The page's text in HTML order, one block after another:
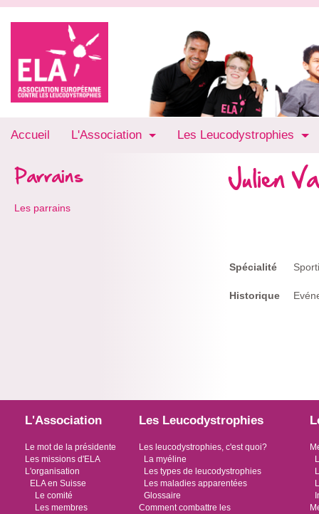
Accueil L'Association Les Leucodystrophies
Parrains
Les parrains
Julien
Spécialité
Historique
L'Association
Le mot de la présidente
Les missions d'ELA
L'organisation
ELA en Suisse
Le comité
Les membres
Les Leucodystrophies
Les leucodystrophies, c'est quoi?
La myéline
Les types de leucodystrophies
Les maladies apparentées
Glossaire
Comment combattre les